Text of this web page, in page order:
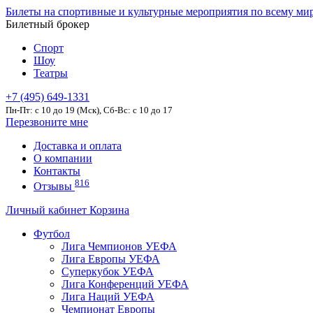
Билеты на спортивные и культурные мероприятия по всему
Билетный брокер
Спорт
Шоу
Театры
+7 (495) 649-1331
Пн-Пт: c 10 до 19 (Мск), Сб-Вс: с 10 до 17
Перезвоните мне
Доставка и оплата
О компании
Контакты
Отзывы 816
Личный кабинет Корзина
Футбол
Лига Чемпионов УЕФА
Лига Европы УЕФА
Суперкубок УЕФА
Лига Конференций УЕФА
Лига Наций УЕФА
Чемпионат Европы